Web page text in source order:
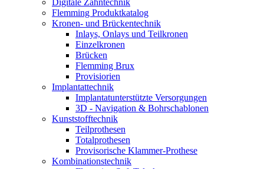
Digitale Zahntechnik
Flemming Produktkatalog
Kronen- und Brückentechnik
Inlays, Onlays und Teilkronen
Einzelkronen
Brücken
Flemming Brux
Provisiorien
Implantat­technik
Implantat­unterstützte Versorgungen
3D - Navigation & Bohr­schablonen
Kunststoff­technik
Teilprothesen
Totalprothesen
Provisorische Klammer-Prothese
Kombinations­technik